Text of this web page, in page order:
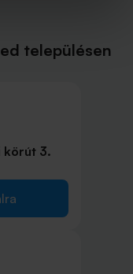
településen
körút 3.